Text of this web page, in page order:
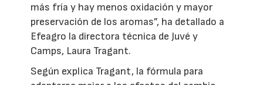
más fría y hay menos oxidación y mayor
preservación de los aromas”, ha detallado a
Efeagro la directora técnica de Juvé y
Camps, Laura Tragant.
Según explica Tragant, la fórmula para